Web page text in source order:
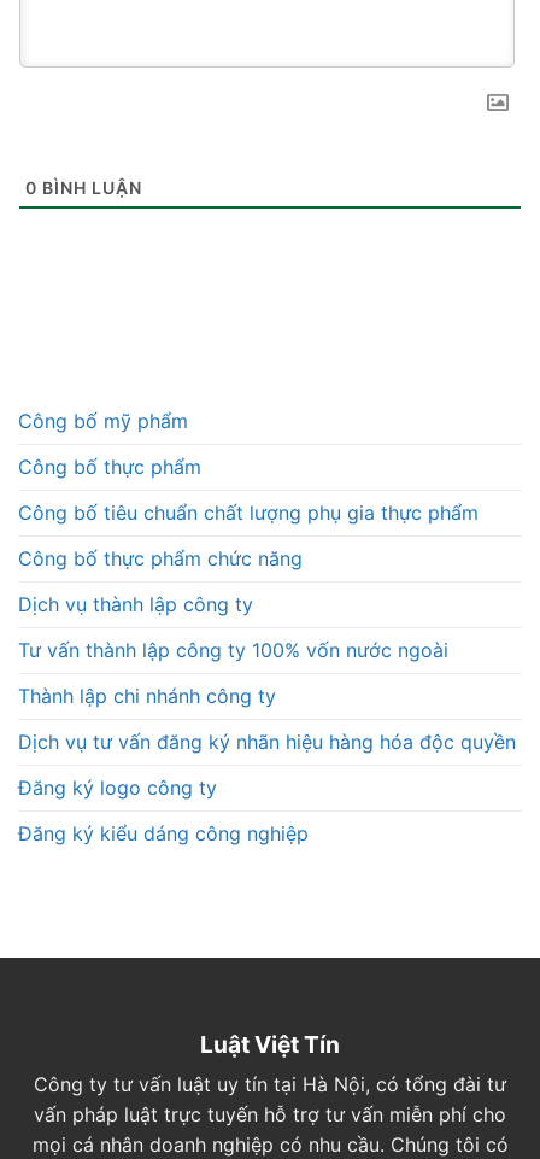
0 BÌNH LUẬN
Công bố mỹ phẩm
Công bố thực phẩm
Công bố tiêu chuẩn chất lượng phụ gia thực phẩm
Công bố thực phẩm chức năng
Dịch vụ thành lập công ty
Tư vấn thành lập công ty 100% vốn nước ngoài
Thành lập chi nhánh công ty
Dịch vụ tư vấn đăng ký nhãn hiệu hàng hóa độc quyền
Đăng ký logo công ty
Đăng ký kiểu dáng công nghiệp
Luật Việt Tín
Công ty tư vấn luật uy tín tại Hà Nội, có tổng đài tư
vấn pháp luật trực tuyến hỗ trợ tư vấn miễn phí cho
mọi cá nhân doanh nghiệp có nhu cầu. Chúng tôi có